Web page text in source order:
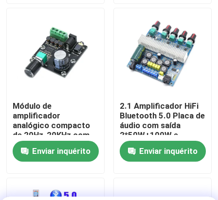
Controle de Qualidade
Contacte-nos
Notícias
Casos
Blogue
Módulo da placa do amplificador
Módulo de
amplificador
analógico compacto
de 20Hz-20KHz com
interface de entrada
de 3,5 mm e
acabamento prateado
Enviar inquérito
2.1 Amplificador HiFi
Bluetooth 5.0 Placa de
áudio com saída
2*50W+100W e
alimentação
DC12~24VEnviar inquérito